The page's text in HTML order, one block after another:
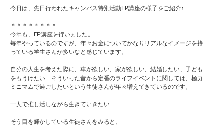
今日は、先日行われたキャンパス特別活動FP講座の様子をご紹介♪
＊＊＊＊＊＊＊＊
今年も、FP講座を行いました。
毎年やっているのですが、年々お金についてかなりリアルなイメージを持
っている学生さんが多いなと感じています。
自分の人生を考えた際に、車が欲しい、家が欲しい、結婚したい、子ども
をもうけたい…そういった昔から定番のライフイベントに関しては、極力
ミニマムで過ごしたいという生徒さんが年々増えてきているのです。
一人で推し活しながら生きていきたい…
そう目を輝かしている生徒さんをみると、